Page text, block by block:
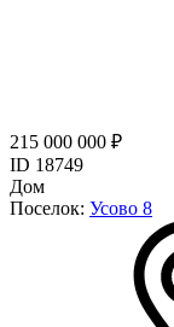
215 000 000 ₽
ID 18749
Дом
Поселок: Усово 8